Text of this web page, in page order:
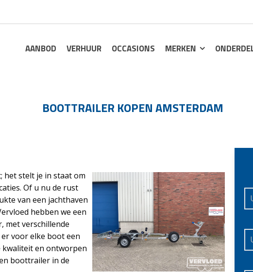
AANBOD VERHUUR OCCASIONS MERKEN
BOOTTRAILER KOPEN AMSTERDAM
het stelt je in staat om
Of u nu de rust
van een jachthaven
hebben we een
met verschillende
voor elke boot een
kwaliteit en ontworpen
boottrailer in de